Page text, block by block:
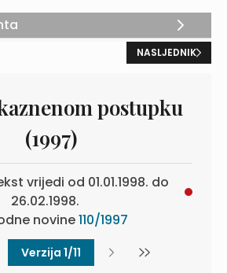
NASLJEDNIK
postupku
(1997)
vrijedi od 01.01.1998. do
26.02.1998.
novine110/1997
Verzija 1/11